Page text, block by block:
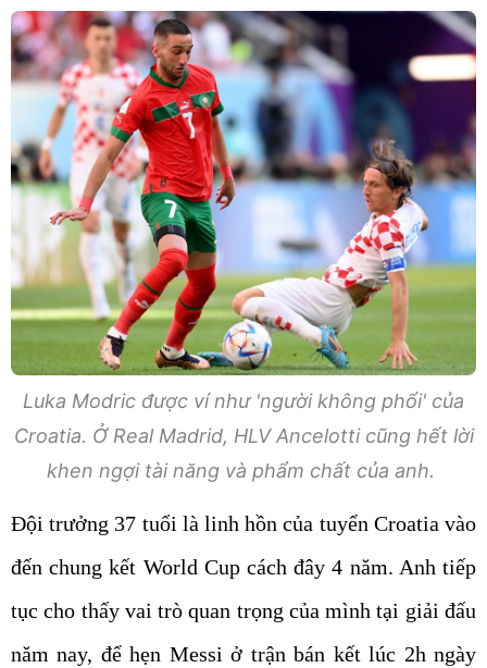
Luka Modric được ví như 'người không phổi' của
Croatia. Ở Real Madrid, HLV Ancelotti cũng hết lời
khen ngợi tài năng và phẩm chất của anh.
Đội trưởng 37 tuổi là linh hồn của tuyển Croatia vào
đến chung kết World Cup cách đây 4 năm. Anh tiếp
tục cho thấy vai trò quan trọng của mình tại giải đấu
năm nay, để hẹn Messi ở trận bán kết lúc 2h ngày